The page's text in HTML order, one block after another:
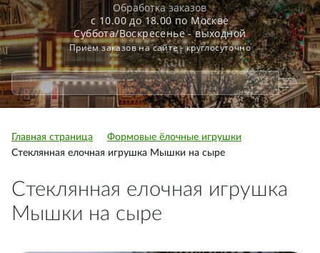
Обработка заказов
с 10.00 до 18.00 по Москве
Суббота/Воскресенье - выходной
Приём заказов на сайте - круглосуточно
Главная страница
Формовые ёлочные игрушки
Стеклянная елочная игрушка Мышки на сыре
Стеклянная елочная игрушка
Мышки на сыре